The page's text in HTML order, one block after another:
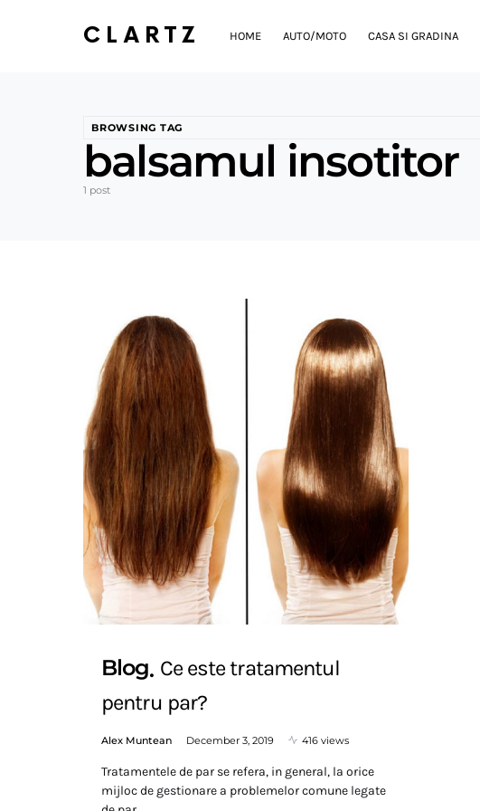
CLARTZ HOME AUTO/MOTO CASA SI GRADINA
BROWSING TAG
balsamul insotitor
1 post
Blog Ce este tratamentul
pentru par?
Alex Muntean December 3, 2019 416 views
Tratamentele de par se refera, in general, la orice
mijloc de gestionare a problemelor comune legate